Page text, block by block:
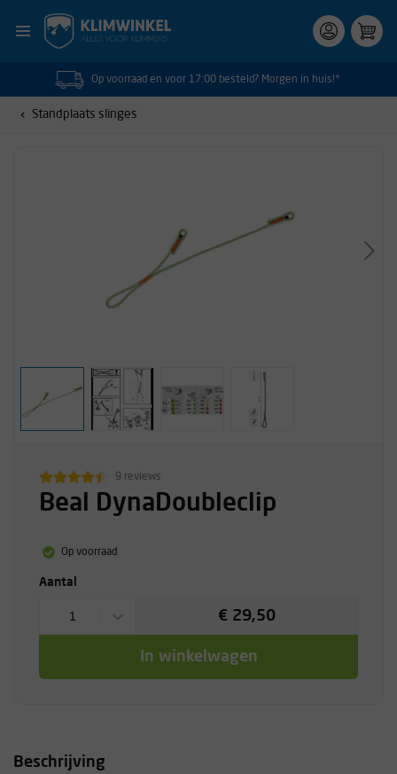
Op voorraad en voor 17:00 besteld? Morgen in huis!*
Standplaats slinges
9 reviews
Beal DynaDoubleclip
Op voorraad
Aantal
1 € 29,50
In winkelwagen
Beschrijving